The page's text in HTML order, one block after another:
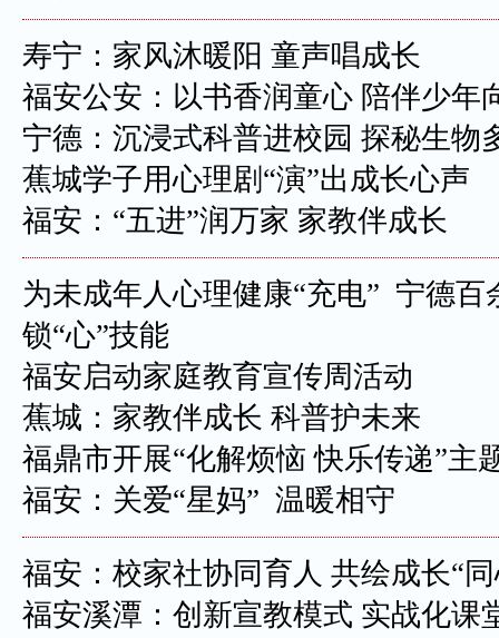
寿宁：家风沐暖阳 童声唱成长
福安公安：以书香润童心 陪伴少年
宁德：沉浸式科普进校园 探秘生物
蕉城学子用心理剧“演”出成长心声
福安：“五进”润万家 家教伴成长
为未成年人心理健康“充电” 宁德百
锁“心”技能
福安启动家庭教育宣传周活动
蕉城：家教伴成长 科普护未来
福鼎市开展“化解烦恼 快乐传递”主
福安：关爱“星妈” 温暖相守
福安：校家社协同育人 共绘成长“
福安溪潭：创新宣教模式 实战化课